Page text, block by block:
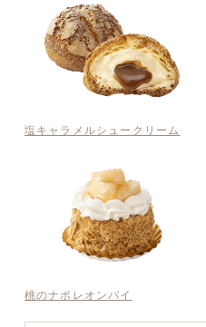
塩キャラメルシュークリーム
桃のナポレオンパイ